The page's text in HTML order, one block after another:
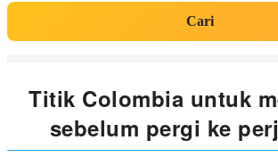
Cari
Titik Colombia untuk
sebelum pergi ke